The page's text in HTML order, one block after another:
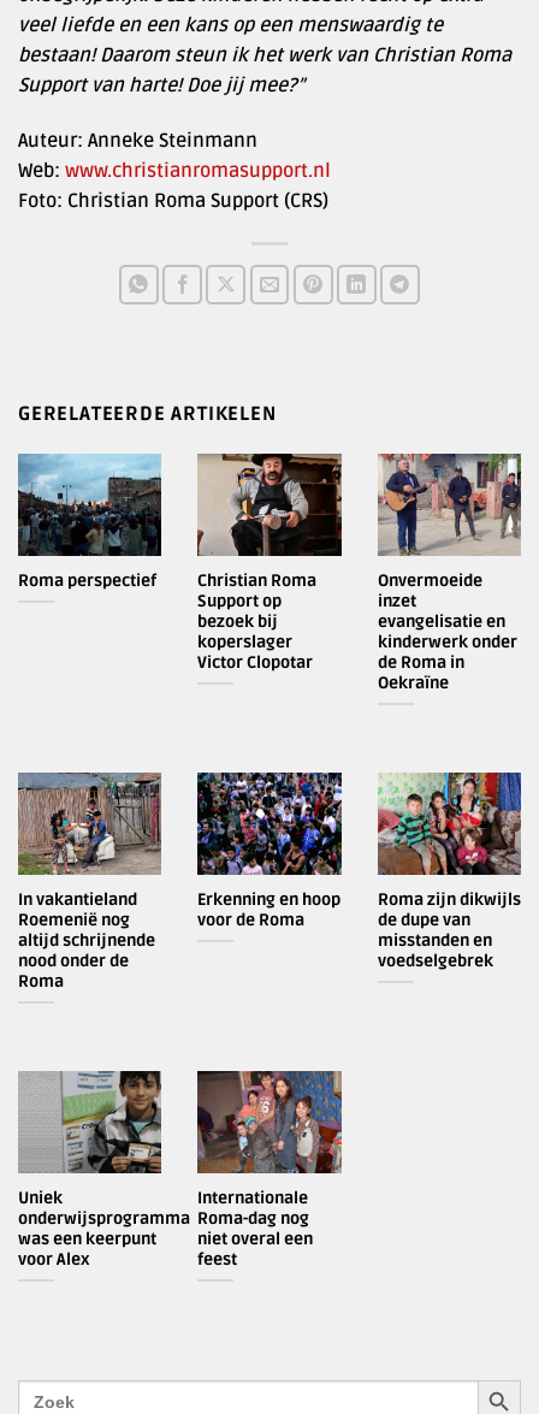
veel liefde en een kans op een menswaardig te
bestaan! Daarom steun ik het werk van Christian Roma
Support van harte! Doe jij mee?”
Auteur: Anneke Steinmann
Web: www.christianromasupport.nl
Foto: Christian Roma Support (CRS)
GERELATEERDE ARTIKELEN
Roma perspectief
Christian Roma
Support op
bezoek bij
koperslager
Victor Clopotar
Onvermoeide
inzet
evangelisatie en
kinderwerk onder
de Roma in
Oekraïne
In vakantieland
Roemenië nog
altijd schrijnende
nood onder de
Roma
Erkenning en hoop
voor de Roma
Roma zijn dikwijls
de dupe van
misstanden en
voedselgebrek
Uniek
onderwijsprogramma
was een keerpunt
voor Alex
Internationale
Roma-dag nog
niet overal een
feest
Zoek
naar: